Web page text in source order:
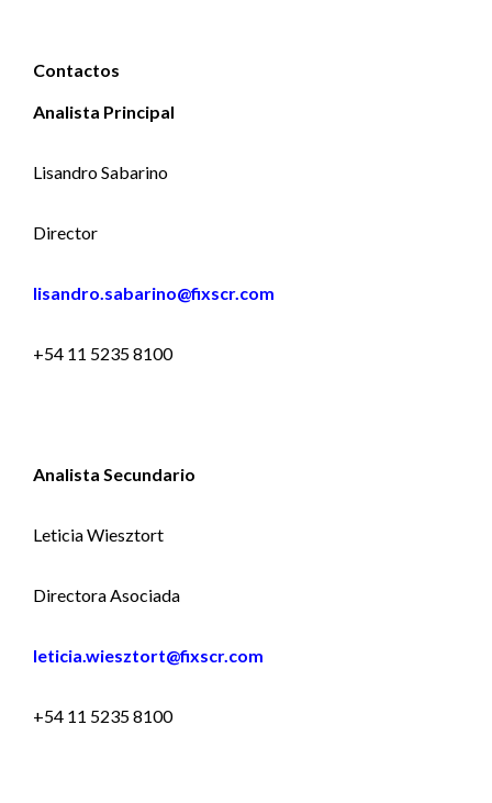
Contactos
Analista Principal
Lisandro Sabarino
Director
lisandro.sabarino@fixscr.com
+54 11 5235 8100
Analista Secundario
Leticia Wiesztort
Directora Asociada
leticia.wiesztort@fixscr.com
+54 11 5235 8100